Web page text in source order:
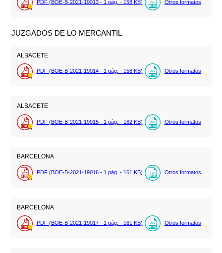
PDF (BOE-B-2021-19013 - 1 pág. - 158 KB) Otros formatos
JUZGADOS DE LO MERCANTIL
ALBACETE
PDF (BOE-B-2021-19014 - 1 pág. - 158 KB) Otros formatos
ALBACETE
PDF (BOE-B-2021-19015 - 1 pág. - 162 KB) Otros formatos
BARCELONA
PDF (BOE-B-2021-19016 - 1 pág. - 161 KB) Otros formatos
BARCELONA
PDF (BOE-B-2021-19017 - 1 pág. - 161 KB) Otros formatos